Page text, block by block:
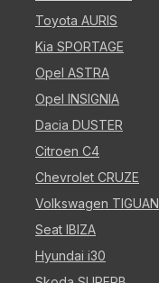
Toyota AURIS
Kia SPORTAGE
Opel ASTRA
Opel INSIGNIA
Dacia DUSTER
Citroen C4
Chevrolet CRUZE
Volkswagen TIGUAN
Seat IBIZA
Hyundai i30